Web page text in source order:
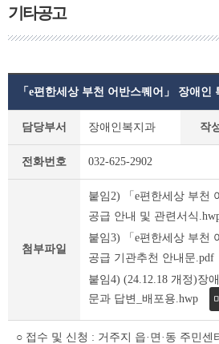
기타공고
상
「e편한세상 부천 어반스퀘어」 장애인
담당부서 장애인복지과 작
전화번호 032-625-2902
첨부파일
붙임2) 「e편한세상 부천
공급 안내 및 관련서식
붙임3) 「e편한세상 부천
공급 기관추천 안내문.pdf
붙임4) (24.12.18 개정)장
문과 답변_배포용.hwp
○ 접수 및 신청 : 거주지 읍·면·동 주민센